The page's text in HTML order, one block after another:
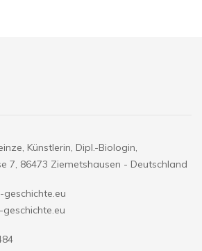
Künstlerin, Dipl.-Biologin,
7, 86473 Ziemetshausen - Deutschland